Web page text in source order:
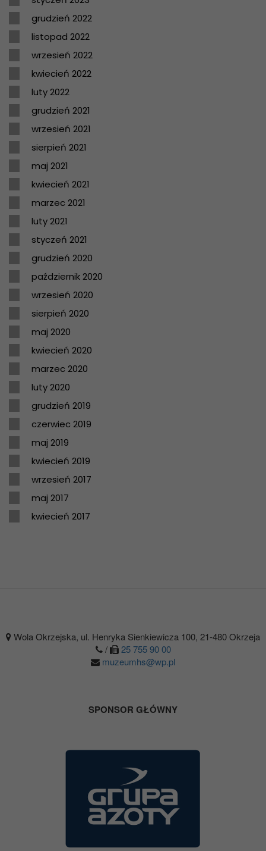
grudzień 2022
listopad 2022
wrzesień 2022
kwiecień 2022
luty 2022
grudzień 2021
wrzesień 2021
sierpień 2021
maj 2021
kwiecień 2021
marzec 2021
luty 2021
styczeń 2021
grudzień 2020
październik 2020
wrzesień 2020
sierpień 2020
maj 2020
kwiecień 2020
marzec 2020
luty 2020
grudzień 2019
czerwiec 2019
maj 2019
kwiecień 2019
wrzesień 2017
maj 2017
kwiecień 2017
Wola Okrzejska, ul. Henryka Sienkiewicza 100, 21-480 Okrzeja
/
25 755 90 00
muzeumhs@wp.pl
SPONSOR GŁÓWNY